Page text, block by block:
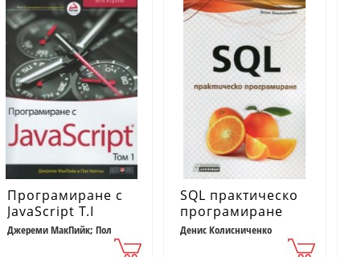
Програмиране с
JavaScript Т.I
Джереми МакПийк; Пол
SQL практическо
програмиране
Денис Колисниченко